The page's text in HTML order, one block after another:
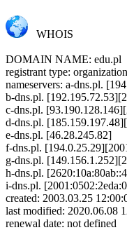
WHOIS
DOMAIN NAME: edu.pl
registrant type: organization
nameservers: a-dns.pl.
b-dns.pl.
c-dns.pl.
d-dns.pl.
e-dns.pl. [46.28.245.82]
f-dns.pl.
g-dns.pl.
h-dns.pl.
i-dns.pl.
created: 2003.03.25
last modified: 2020.06.08
renewal date: not defined